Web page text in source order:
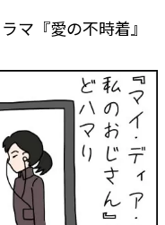
マ『愛の不時着』